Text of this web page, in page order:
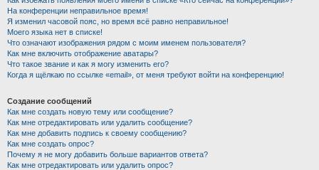
На конференции неправильное время!
Я изменил часовой пояс, но время всё равно неправильное!
Моего языка нет в списке!
Что означают изображения рядом с моим именем пользователя?
Как мне включить отображение аватары?
Что такое звание и как я могу изменить его?
Когда я щёлкаю по ссылке «email», от меня требуют войти на конференцию!
Создание сообщений
Как мне создать новую тему или сообщение?
Как мне отредактировать или удалить сообщение?
Как мне добавить подпись к своему сообщению?
Как мне создать опрос?
Почему я не могу добавить больше вариантов ответа?
Как мне отредактировать или удалить опрос?